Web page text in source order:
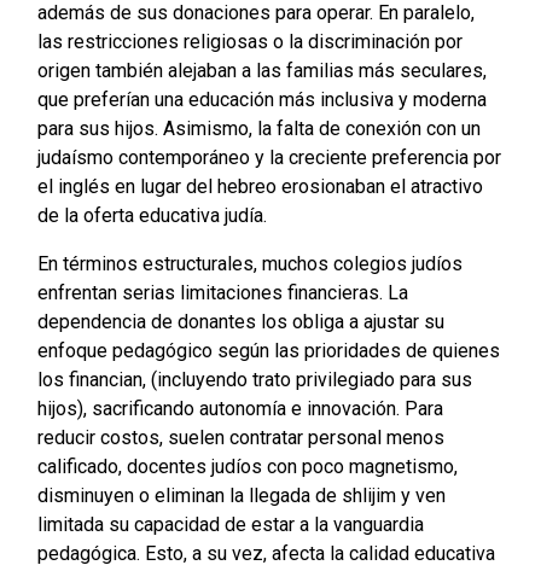
además de sus donaciones para operar. En paralelo,
las restricciones religiosas o la discriminación por
origen también alejaban a las familias más seculares,
que preferían una educación más inclusiva y moderna
para sus hijos. Asimismo, la falta de conexión con un
judaísmo contemporáneo y la creciente preferencia por
el inglés en lugar del hebreo erosionaban el atractivo
de la oferta educativa judía.
En términos estructurales, muchos colegios judíos
enfrentan serias limitaciones financieras. La
dependencia de donantes los obliga a ajustar su
enfoque pedagógico según las prioridades de quienes
los financian, (incluyendo trato privilegiado para sus
hijos), sacrificando autonomía e innovación. Para
reducir costos, suelen contratar personal menos
calificado, docentes judíos con poco magnetismo,
disminuyen o eliminan la llegada de shlijim y ven
limitada su capacidad de estar a la vanguardia
pedagógica. Esto, a su vez, afecta la calidad educativa